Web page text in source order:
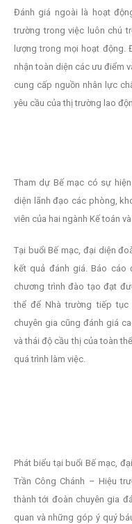
Đánh giá ngoài là hoạt
trường trong việc luôn chú
lượng trong mọi hoạt động.
nhận toàn diện các ưu điểm
cung cấp nguồn nhân lực
yêu cầu của thị trường lao
Tham dự Bế mạc có sự
diện lãnh đạo các phòng,
viên của hai ngành Kế toán và
Tại buổi Bế mạc, đại diện
kết quả đánh giá. Báo cáo
chương trình đào tạo đạt
thể để Nhà trường tiếp
chuyên gia cũng đánh giá
và thái độ cầu thị của toàn
quá trình làm việc.
Phát biểu tại buổi Bế mạc,
Trần Công Chánh – Hiệu
thành tới đoàn chuyên gia
quan và những góp ý quý